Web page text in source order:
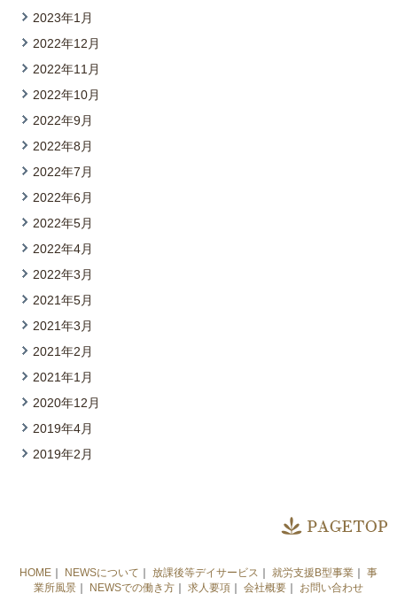
2023年1月
2022年12月
2022年11月
2022年10月
2022年9月
2022年8月
2022年7月
2022年6月
2022年5月
2022年4月
2022年3月
2021年5月
2021年3月
2021年2月
2021年1月
2020年12月
2019年4月
2019年2月
HOME NEWSについて 放課後等デイサービス 就労支援B型事業
事
業所風景
NEWSでの働き方 求人要項 会社概要 お問い合わせ